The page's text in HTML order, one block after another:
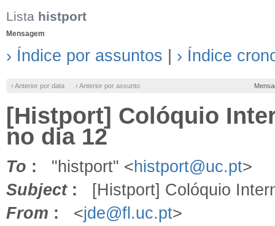
Lista histport
Mensagem
› Índice por assuntos › Índice
‹ Anterior por data ‹ Anterior por assunto
[Histport] Colóquio
no dia 12
To : "histport" <histport@uc.pt>
Subject: [Histport] Colóquio
From : <jde@fl.uc.pt>